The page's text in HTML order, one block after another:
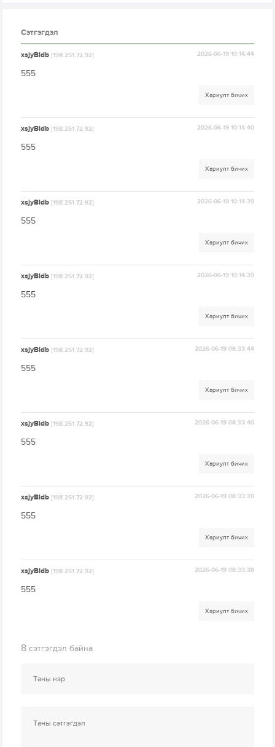
Сэтгэгдэл
xsjyBldb[198.251.72.92] 2026-06-19 10:14:44
555
Хариулт бичих
xsjyBldb[198.251.72.92] 2026-06-19 10:14:40
555
Хариулт бичих
xsjyBldb[198.251.72.92] 2026-06-19 10:14:39
555
Хариулт бичих
xsjyBldb[198.251.72.92] 2026-06-19 10:14:39
555
Хариулт бичих
xsjyBldb[198.251.72.92] 2026-06-19 08:33:44
555
Хариулт бичих
xsjyBldb[198.251.72.92] 2026-06-19 08:33:40
555
Хариулт бичих
xsjyBldb[198.251.72.92] 2026-06-19 08:33:39
555
Хариулт бичих
xsjyBldb[198.251.72.92] 2026-06-19 08:33:38
555
Хариулт бичих
8 сэтгэгдэл байна